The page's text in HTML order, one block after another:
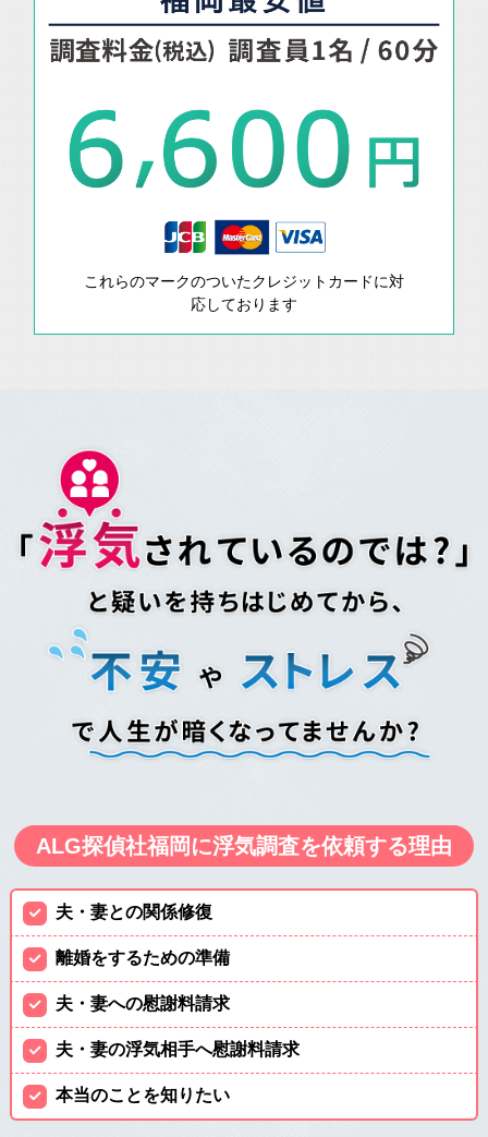
これらのマークのついたクレジットカードに対
応しております
ALG探偵社福岡に浮気調査を依頼する理由
夫・妻との関係修復
離婚をするための準備
夫・妻への慰謝料請求
夫・妻の浮気相手へ慰謝料請求
本当のことを知りたい